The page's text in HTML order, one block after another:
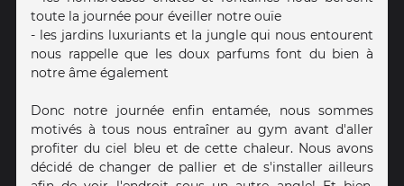
toute la journée pour éveiller notre ouïe
- les jardins luxuriants et la jungle qui nous entourent
nous rappelle que les doux parfums font du bien à
notre âme également
Donc notre journée enfin entamée, nous sommes
motivés à tous nous entraîner au gym avant d'aller
profiter du ciel bleu et de cette chaleur. Nous avons
décidé de changer de pallier et de s'installer ailleurs